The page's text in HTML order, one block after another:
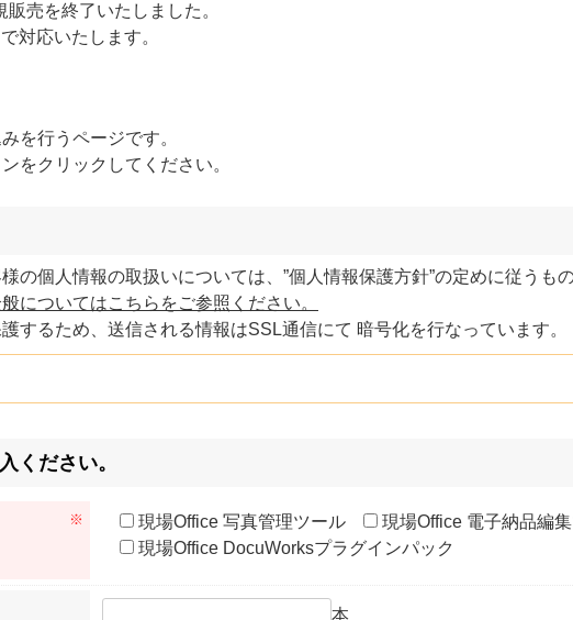
売を終了いたしました。
対応いたします。
を行うページです。
をクリックしてください。
の個人情報の取扱いについては、”個人情報保護方針”の定めに従うもの
についてはこちらをご参照ください。
するため、送信される情報はSSL通信にて 暗号化を行なっています。
ください。
※ 現場Office 写真管理ツール
現場Office 電子納品編
現場Office DocuWorksプラグインパック
本